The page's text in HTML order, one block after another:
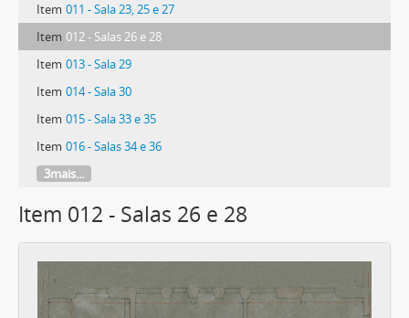
Item 011 - Sala 23, 25 e 27
Item 012 - Salas 26 e 28
Item 013 - Sala 29
Item 014 - Sala 30
Item 015 - Sala 33 e 35
Item 016 - Salas 34 e 36
3mais...
Item 012 - Salas 26 e 28